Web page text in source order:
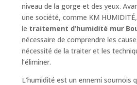
niveau de la gorge et des yeux.
une société, comme KM
le traitement d’humidité mur
nécessaire de comprendre les
nécessité de la traiter et les
l’éliminer.
L’humidité est un ennemi sournois